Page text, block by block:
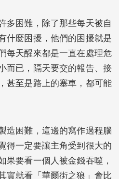
多困難，除了那些每天被自
什麼困擾，他們的困擾就是
每天醒來都是一直在處理危
而已，隔天要交的報告、接
甚至是路上的塞車，都可能
造困難，這邊的寫作過程腦
得一定要讓主角受到很大的
果要看一個人被金錢吞噬，
實就看「華爾街之狼」會比